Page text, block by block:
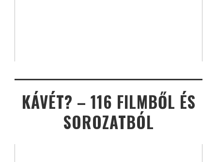
KÁVÉT? – 116 FILMBŐL ÉS
SOROZATBÓL